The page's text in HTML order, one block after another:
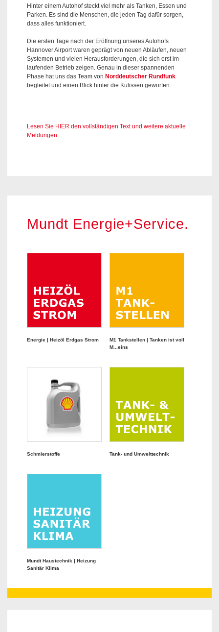
Hinter einem Autohof steckt viel mehr als Tanken, Essen und
Parken. Es sind die Menschen, die jeden Tag dafür sorgen,
dass alles funktioniert.
Die ersten Tage nach der Eröffnung unseres Autohofs
Hannover Airport waren geprägt von neuen Abläufen, neuen
Systemen und vielen Herausforderungen, die sich erst im
laufenden Betrieb zeigen. Genau in dieser spannenden
Phase hat uns das Team von Norddeutscher Rundfunk
begleitet und einen Blick hinter die Kulissen geworfen.
Lesen Sie HIER den vollständigen Text und weitere aktuelle
Meldungen
Mundt Energie+Service.
Energie | Heizöl Erdgas Strom
M1 Tankstellen | Tanken ist voll
M...eins
Schmierstoffe Tank- und Umwelttechnik
Mundt Haustechnik | Heizung
Sanitär Klima